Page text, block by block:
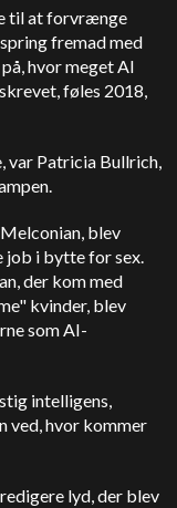
til at forvrænge
fremad med
hvor meget AI
føles 2018,
var Patricia Bullrich,
blev
job i bytte for sex.
der kom med
kvinder, blev
som AI-
intelligens,
ved, hvor kommer
lyd, der blev